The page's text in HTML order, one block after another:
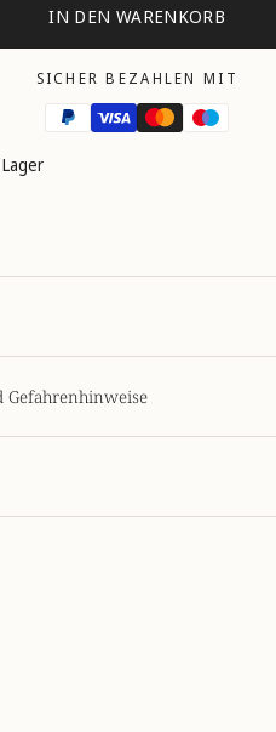
IN DEN WARENKORB
SICHER BEZAHLEN MIT
Gefahrenhinweise